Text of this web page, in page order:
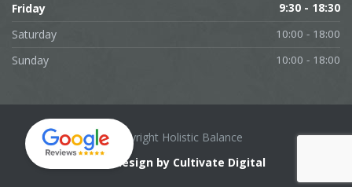
Friday 9:30 - 18:30
Saturday 10:00 - 18:00
Sunday 10:00 - 18:00
Copyright Holistic Balance
Web design by Cultivate Digital